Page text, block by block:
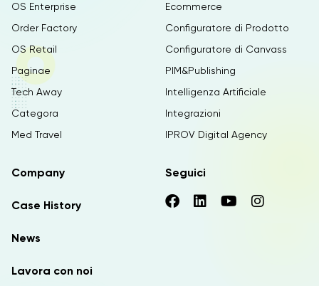
OS Enterprise
Order Factory
OS Retail
Paginae
Tech Away
Categora
Med Travel
Ecommerce
Configuratore di Prodotto
Configuratore di Canvass
PIM&Publishing
Intelligenza Artificiale
Integrazioni
IPROV Digital Agency
Company
Case History
News
Lavora con noi
Seguici